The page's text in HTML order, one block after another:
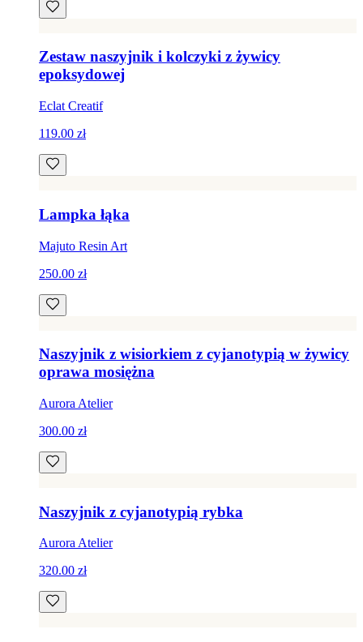
Zestaw naszyjnik i kolczyki z żywicy
epoksydowej
Eclat Creatif
119.00 zł
Lampka łąka
Majuto Resin Art
250.00 zł
Naszyjnik z wisiorkiem z cyjanotypią w żywicy
oprawa mosiężna
Aurora Atelier
300.00 zł
Naszyjnik z cyjanotypią rybka
Aurora Atelier
320.00 zł